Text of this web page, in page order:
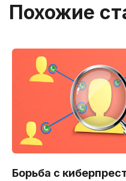
Похожие
Борьба с